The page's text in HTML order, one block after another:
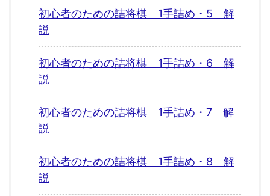
初心者のための詰将棋 1手詰め・5 解
説
初心者のための詰将棋 1手詰め・6 解
説
初心者のための詰将棋 1手詰め・7 解
説
初心者のための詰将棋 1手詰め・8 解
説